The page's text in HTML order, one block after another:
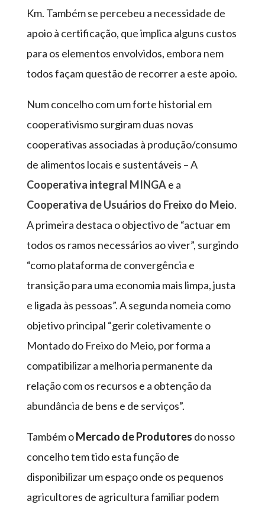
Km. Também se percebeu a necessidade de
apoio à certificação, que implica alguns custos
para os elementos envolvidos, embora nem
todos façam questão de recorrer a este apoio.
Num concelho com um forte historial em
cooperativismo surgiram duas novas
cooperativas associadas à produção/consumo
de alimentos locais e sustentáveis – A
Cooperativa integral MINGAe a
Cooperativa de Usuários do Freixo do Meio.
A primeira destaca o objectivo de “actuar em
todos os ramos necessários ao viver”, surgindo
“como plataforma de convergência e
transição para uma economia mais limpa, justa
e ligada às pessoas”. A segunda nomeia como
objetivo principal “gerir coletivamente o
Montado do Freixo do Meio, por forma a
compatibilizar a melhoria permanente da
relação com os recursos e a obtenção da
abundância de bens e de serviços”.
Também oMercado de Produtores do nosso
concelho tem tido esta função de
disponibilizar um espaço onde os pequenos
agricultores de agricultura familiar podem